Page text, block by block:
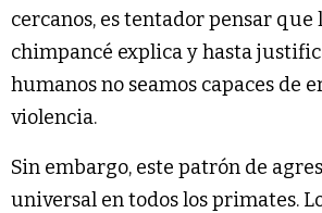
cercanos, es tentador pensar
chimpancé explica y hasta
humanos no seamos capaces de
violencia.
Sin embargo, este patrón de
universal en todos los primates.